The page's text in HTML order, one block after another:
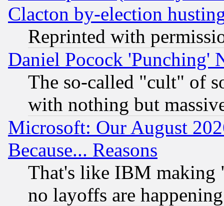
Clacton by-election
Reprinted with
Daniel Pocock 'Punching'
The so-called "cult" of
with nothing but
Microsoft: Our August
Because... Reasons
That's like IBM making
no layoffs are happening